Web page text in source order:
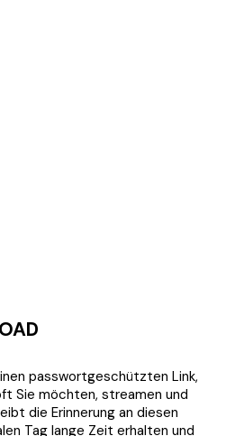
passwortgeschützten Link,
Sie möchten, streamen und
die Erinnerung an diesen
Tag lange Zeit erhalten und